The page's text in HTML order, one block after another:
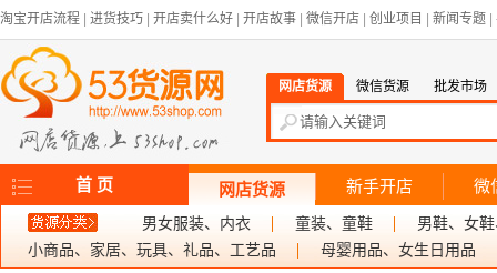
淘宝开店流程 进货技巧 开店卖什么好 开店故事 微信开店 创业项目 新闻专题
网店货源 微信货源 批发市场
首 页 网店货源 新手开店 微
男女服装、内衣 童装、童鞋
男鞋、女
小商品、家居、玩具、礼品、工艺品
母婴用品、女生日用品